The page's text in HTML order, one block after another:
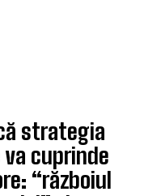
strategia
cuprinde
“războiul